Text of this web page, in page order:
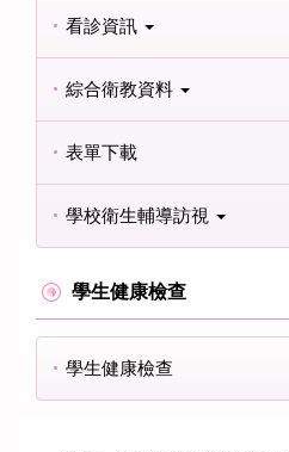
看診資訊
綜合衛教資料
表單下載
學校衛生輔導訪視
學生健康檢查
學生健康檢查